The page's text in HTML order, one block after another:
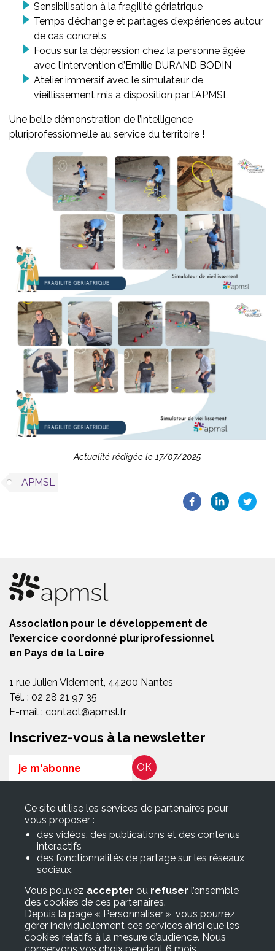
Sensibilisation à la fragilité gériatrique
Temps d’échange et partages d’expériences autour
de cas concrets
Focus sur la dépression chez la personne âgée
avec l’intervention d’Emilie DURAND BODIN
Atelier immersif avec le simulateur de
vieillissement mis à disposition par l’APMSL
Une belle démonstration de l’intelligence
pluriprofessionnelle au service du territoire !
Actualité rédigée le 17/07/2025
APMSL
Association pour le développement de
l’exercice coordonné pluriprofessionnel
en Pays de la Loire
1 rue Julien Videment, 44200 Nantes
Tél. : 02 28 21 97 35
E-mail : contact@apmsl.fr
Inscrivez-vous à la newsletter
Email
En soumettant ce formulaire, j’accepte que les informations
saisies soient exploitées pour les finalités décrites dans la page
Politique de confidentialité
Accès rapide
> Adhérer à l’APMSL
> FAQ/Glossaire
Ce site utilise les services de partenaires pour
vous proposer :
des vidéos, des publications et des contenus
interactifs
des fonctionnalités de partage sur les réseaux
sociaux.
Vous pouvez accepter ou refuser l’ensemble
des cookies de ces partenaires.
Depuis la page « Personnaliser », vous pourrez
gérer individuellement ces services ainsi que les
cookies relatifs à la mesure d’audience. Nous